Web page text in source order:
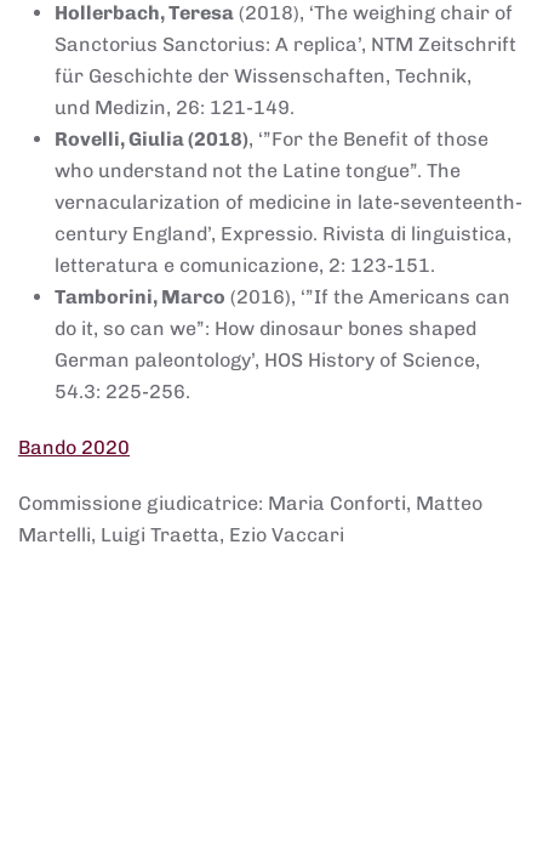
Hollerbach, Teresa (2018), ‘The weighing chair of
Sanctorius Sanctorius: A replica’, NTM Zeitschrift
für Geschichte der Wissenschaften, Technik,
und Medizin, 26: 121-149.
Rovelli, Giulia (2018), ‘”For the Benefit of those
who understand not the Latine tongue”. The
vernacularization of medicine in late-seventeenth-
century England’, Expressio. Rivista di linguistica,
letteratura e comunicazione, 2: 123-151.
Tamborini, Marco (2016), ‘”If the Americans can
do it, so can we”: How dinosaur bones shaped
German paleontology’, HOS History of Science,
54.3: 225-256.
Bando 2020
Commissione giudicatrice: Maria Conforti, Matteo
Martelli, Luigi Traetta, Ezio Vaccari